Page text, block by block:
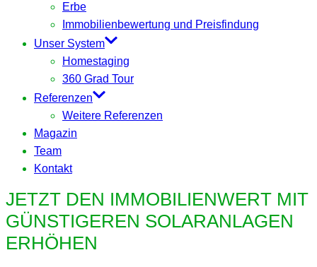
Erbe
Immobilienbewertung und Preisfindung
Unser System
Homestaging
360 Grad Tour
Referenzen
Weitere Referenzen
Magazin
Team
Kontakt
JETZT DEN IMMOBILIENWERT MIT
GÜNSTIGEREN SOLARANLAGEN
ERHÖHEN